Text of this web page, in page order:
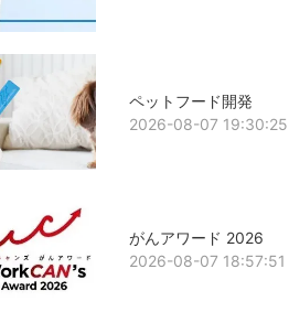
ペットフード開発
2026-08-07 19:30:25
がんアワード 2026
2026-08-07 18:57:51